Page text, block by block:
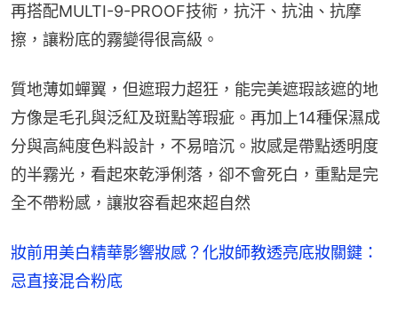
再搭配MULTI-9-PROOF技術，抗汗、抗油、抗摩
擦，讓粉底的霧變得很高級。
質地薄如蟬翼，但遮瑕力超狂，能完美遮瑕該遮的地
方像是毛孔與泛紅及斑點等瑕疵。再加上14種保濕成
分與高純度色料設計，不易暗沉。妝感是帶點透明度
的半霧光，看起來乾淨俐落，卻不會死白，重點是完
全不帶粉感，讓妝容看起來超自然
妝前用美白精華影響妝感？化妝師教透亮底妝關鍵：
忌直接混合粉底